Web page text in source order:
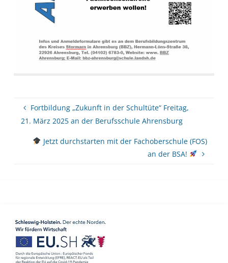
Fortbildung „Zukunft in der Schultüte“ Freitag,
21. März 2025 an der Berufsschule Ahrensburg
Jetzt durchstarten mit der Fachoberschule (FOS)
an der BSA!